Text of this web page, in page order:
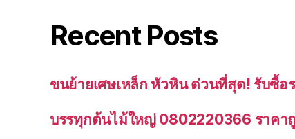
Recent Posts
ขนย้ายเศษเหล็ก หัวหิน ด่วนที่สุด! รับซื้อ
บรรทุกต้นไม้ใหญ่ 0802220366 ราคา